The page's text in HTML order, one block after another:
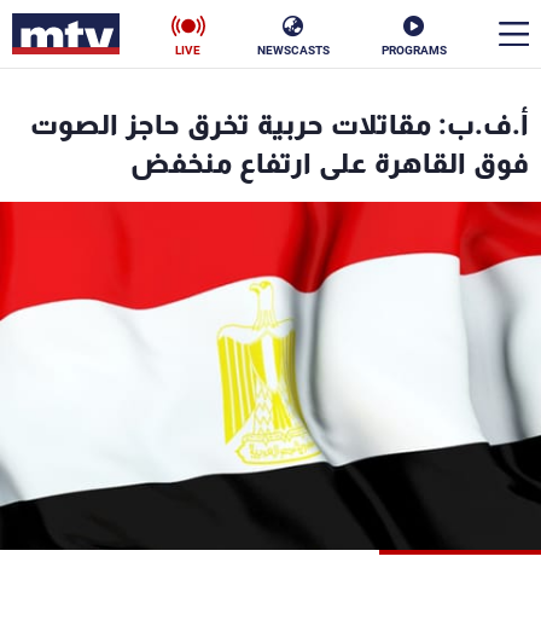
PROGRAMS
NEWSCASTS
LIVE
أ.ف.ب: مقاتلات حربية تخرق حاجز الصوت
فوق القاهرة على ارتفاع منخفض
en
الأخبار
سياسة
إقتصاد فن
منوعات رياضة
كأس العالم
البرامج